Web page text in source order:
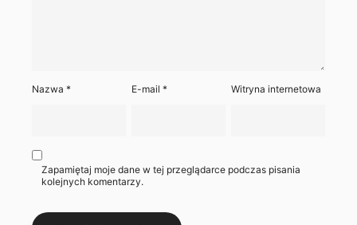
Nazwa * E-mail* Witryna internetowa
Zapamiętaj moje dane w tej przeglądarce podczas pisania
kolejnych komentarzy.